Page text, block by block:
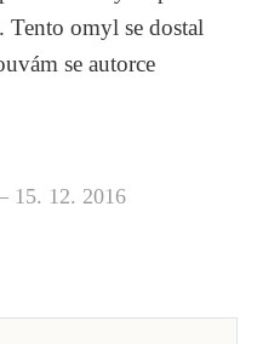
Tento omyl se dostal
se autorce
15. 12. 2016